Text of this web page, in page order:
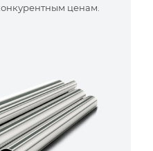
ценам.